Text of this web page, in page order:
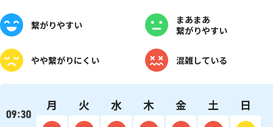
繋がりやすい
まあまあ
繋がりやすい
やや繋がりにくい 混雑している
月 火 水 木 金 土 日